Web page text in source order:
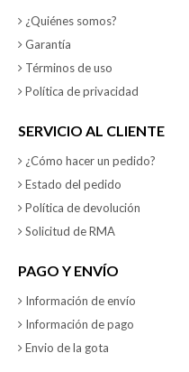
¿Quiénes somos?
Garantía
Términos de uso
Política de privacidad
SERVICIO AL CLIENTE
¿Cómo hacer un pedido?
Estado del pedido
Política de devolución
Solicitud de RMA
PAGO Y ENVÍO
Información de envío
Información de pago
Envio de la gota